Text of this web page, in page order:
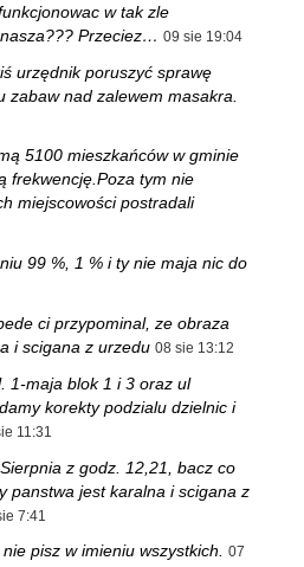
w tak zle
Przeciez… 09 sie 19:04
urzędnik poruszyć sprawę
zabaw nad zalewem masakra.
5100 mieszkańców w gminie
frekwencję.Poza tym nie
miejscowości postradali
99 %, 1 % i ty nie maja nic do
ci przypominal, ze obraza
i scigana z urzedu 08 sie 13:12
1-maja blok 1 i 3 oraz ul
korekty podzialu dzielnic i
11:31
z godz. 12,21, bacz co
panstwa jest karalna i scigana z
7:41
pisz w imieniu wszystkich. 07